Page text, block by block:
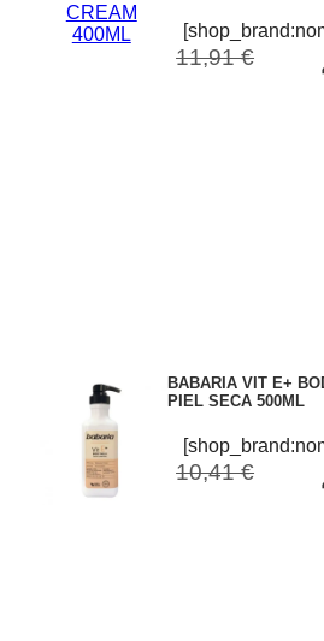
11,91 €
BABARIA VIT E+
PIEL SECA 500ML
10,41 €